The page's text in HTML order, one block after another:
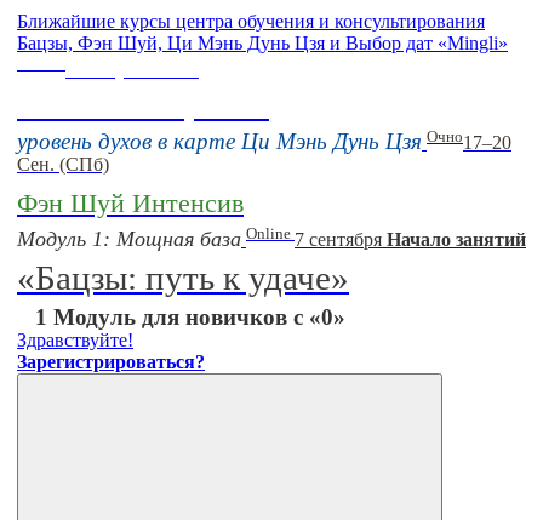
Ближайшие курсы центра обучения и консультирования
Бацзы, Фэн Шуй, Ци Мэнь Дунь Цзя и Выбор дат «Mingli»
уровень духов в карте Ци Мэнь Дунь Цзя Очно17–20
Сен. (СПб)
Фэн Шуй Интенсив
Модуль 1: Мощная база Online 7 сентября Начало занятий
«Бацзы: путь к удаче»
1 Модуль для новичков с «0»
Здравствуйте!
Зарегистрироваться?